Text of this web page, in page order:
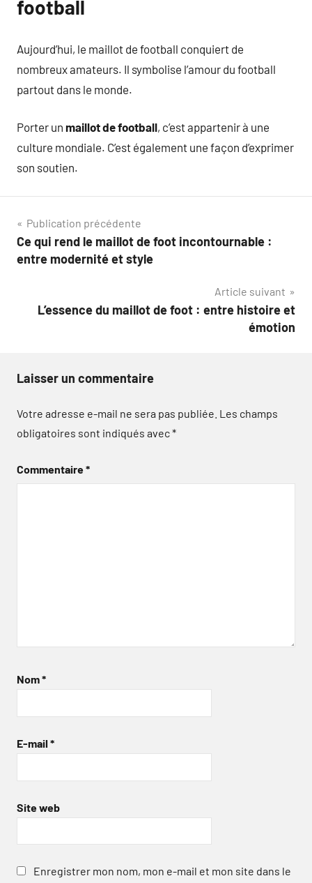
football
Aujourd’hui, le maillot de football conquiert de
nombreux amateurs. Il symbolise l’amour du football
partout dans le monde.
Porter un maillot de football, c’est appartenir à une
culture mondiale. C’est également une façon d’exprimer
son soutien.
Navigation
de
Publication précédente
Ce qui rend le maillot de foot incontournable :
entre modernité et style
Article suivant
L’essence du maillot de foot : entre histoire et
émotion
Laisser un commentaire
Votre adresse e-mail ne sera pas publiée. Les champs
obligatoires sont indiqués avec*
Commentaire*
Nom*
E-mail *
Site web
Enregistrer mon nom, mon e-mail et mon site dans le